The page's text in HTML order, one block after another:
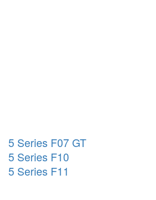
5 Series F07 GT
5 Series F10
5 Series F11